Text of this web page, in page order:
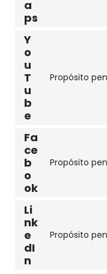
a
ps
Y
o
u
T
u
b
e
Propósito
Fa
ce
b
o
ok
Propósito
Li
nk
e
dI
n
Propósito